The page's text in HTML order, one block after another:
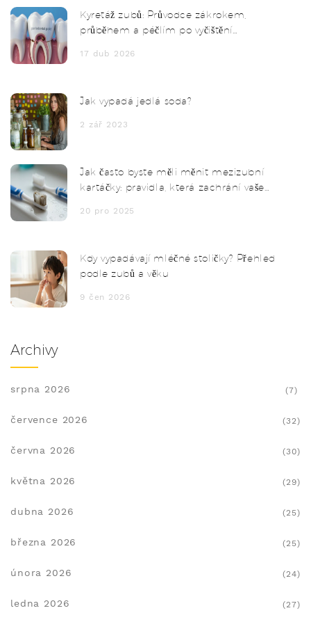
Kyretáž zubů: Průvodce zákrokem,
průběhem a péčlím po vyčištění
17 dub 2026
Jak vypadá jedlá soda?
2 zář 2023
Jak často byste měli měnit mezizubní
kartáčky: pravidla, která zachrání vaše
20 pro 2025
Kdy vypadávají mléčné stoličky? Přehled
podle zubů a věku
9 čen 2026
Archivy
srpna 2026 (7)
července 2026 (32)
června 2026 (30)
května 2026 (29)
dubna 2026 (25)
března 2026 (25)
února 2026 (24)
ledna 2026 (27)